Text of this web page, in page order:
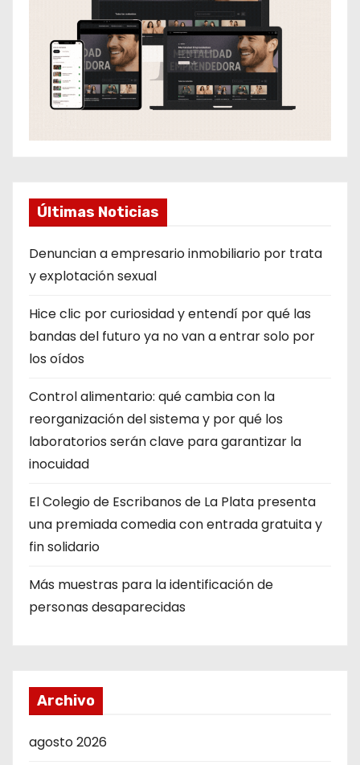
Últimas Noticias
Denuncian a empresario inmobiliario por trata
y explotación sexual
Hice clic por curiosidad y entendí por qué las
bandas del futuro ya no van a entrar solo por
los oídos
Control alimentario: qué cambia con la
reorganización del sistema y por qué los
laboratorios serán clave para garantizar la
inocuidad
El Colegio de Escribanos de La Plata presenta
una premiada comedia con entrada gratuita y
fin solidario
Más muestras para la identificación de
personas desaparecidas
Archivo
agosto 2026